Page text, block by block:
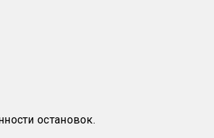
остановок.